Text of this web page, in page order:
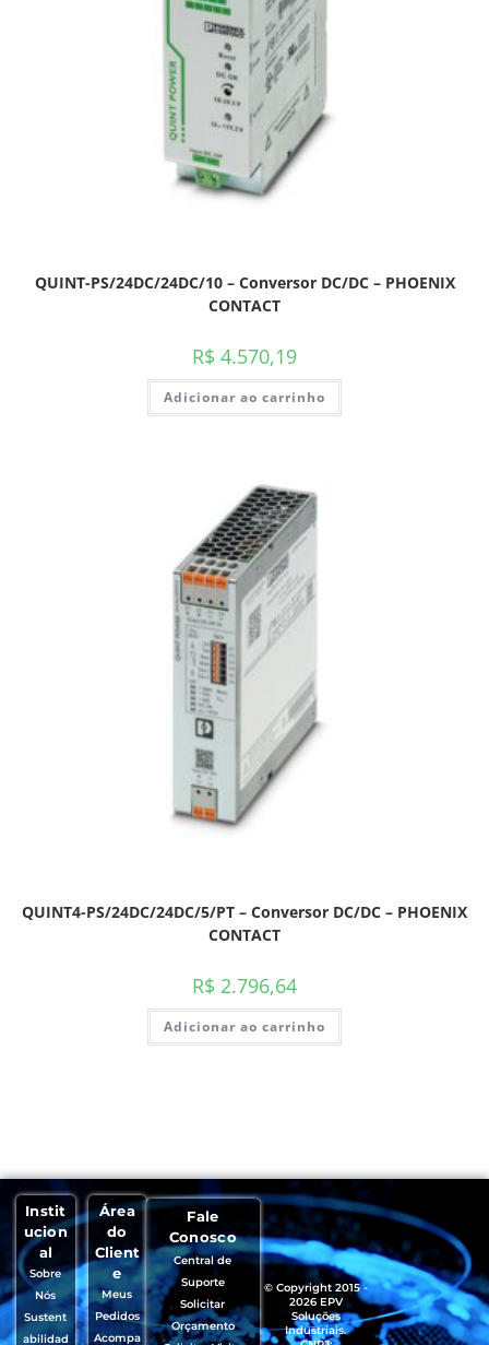
QUINT-PS/24DC/24DC/10 – Conversor DC/DC – PHOENIX
CONTACT
R$ 4.570,19
Adicionar ao carrinho
QUINT4-PS/24DC/24DC/5/PT – Conversor DC/DC – PHOENIX
CONTACT
R$ 2.796,64
Adicionar ao carrinho
Instit
ucion
al
Sobre
Nós
Sustent
abilidad
Área
do
Client
e
Meus
Pedidos
Acompa
Fale
Conosco
Central de
Suporte
Solicitar
Orçamento
© Copyright 2015 -
2026 EPV
Soluções
Industriais.